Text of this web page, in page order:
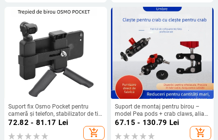
Suport fix Osmo Pocket pentru
cameră și telefon, stabilizator de tip
trepied pliabil (Material: plastic;
Capacitate de încărcare: 2–5 kg;
Număr secțiuni: 1; Greutate: 0,2 kg)
72.82 - 81.17 Lei
add_shopping_cart
Suport de montaj pentru birou –
model Pea pods + crab claws, aliaj
de aluminiu, încărcare maximă 2
67.15 - 130.79 Lei
add_shopping_cart